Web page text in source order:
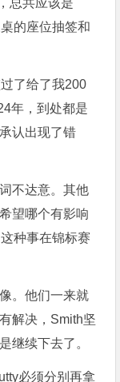
总共应该是
的座位抽签和
了给了我200
年，到处都是
认出现了错
不达意。其他
望哪个有影响
种事在锦标赛
。他们一来就
解决，Smith坚
继续下去了。
必须分别再拿